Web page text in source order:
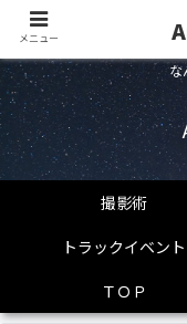
な
撮影術
トラックイベント
ＴＯＰ
メニュー